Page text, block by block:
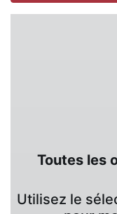
Toutes les
Utilisez le